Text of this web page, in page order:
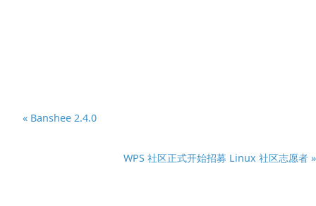
« Banshee 2.4.0
WPS 社区正式开始招募 Linux 社区志愿者 »